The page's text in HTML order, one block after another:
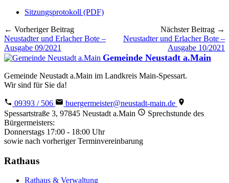
Sitzungsprotokoll (PDF)
← Vorheriger Beitrag
Neustadter und Erlacher Bote –
Ausgabe 09/2021
Nächster Beitrag →
Neustadter und Erlacher Bote –
Ausgabe 10/2021
Gemeinde Neustadt a.Main
Gemeinde Neustadt a.Main im Landkreis Main-Spessart.
Wir sind für Sie da!
09393 / 506
buergermeister@neustadt-main.de
Spessartstraße 3, 97845 Neustadt a.Main
Sprechstunde des
Bürgermeisters:
Donnerstags 17:00 - 18:00 Uhr
sowie nach vorheriger Terminvereinbarung
Rathaus
Rathaus & Verwaltung